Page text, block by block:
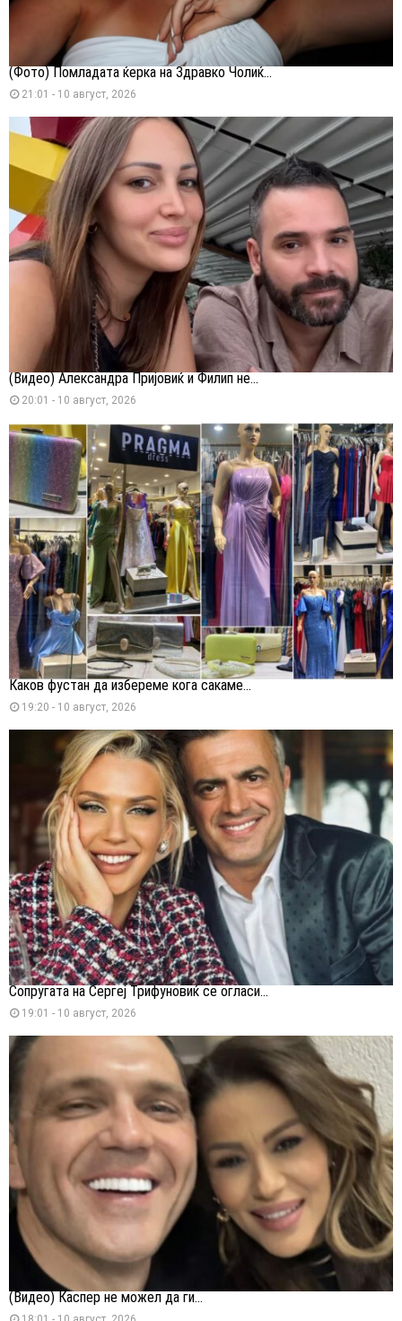
(Фото) Помладата ќерка на Здравко Чолиќ...
21:01 - 10 август, 2026
(Видео) Александра Пријовиќ и Филип не...
20:01 - 10 август, 2026
Каков фустан да избереме кога сакаме...
19:20 - 10 август, 2026
Сопругата на Сергеј Трифуновиќ се огласи...
19:01 - 10 август, 2026
(Видео) Каспер не можел да ги...